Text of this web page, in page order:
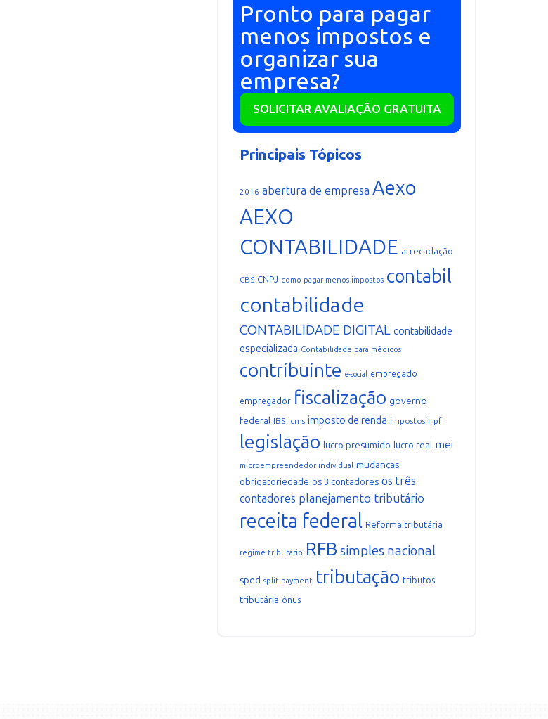
Pronto para pagar
menos impostos e
organizar sua
empresa?
SOLICITAR AVALIAÇÃO GRATUITA
Principais Tópicos
2016 abertura de empresa Aexo
AEXO
CONTABILIDADE arrecadação
CBS CNPJ como pagar menos impostos contabil
contabilidade
CONTABILIDADE DIGITAL contabilidade
especializada Contabilidade para médicos
contribuinte e-social empregado
empregador fiscalização governo
federal IBS icms imposto de renda impostos irpf
legislação lucro presumido lucro real mei
microempreendedor individual mudanças
obrigatoriedade os 3 contadores os três
contadores planejamento tributário
receita federal Reforma tributária
regime tributário RFB simples nacional
sped split payment tributação tributos
tributária ônus